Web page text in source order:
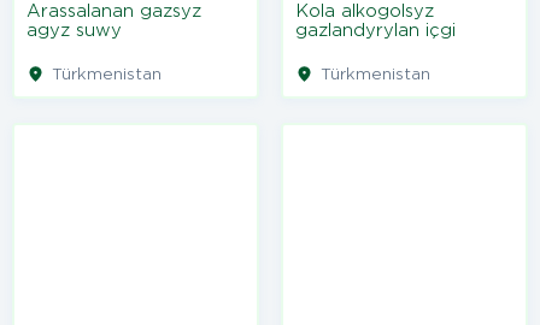
Arassalanan gazsyz
agyz suwy
Türkmenistan
Kola alkogolsyz
gazlandyrylan içgi
Türkmenistan